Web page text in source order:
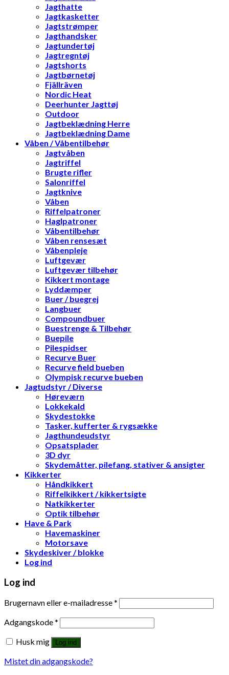
Jagthatte
Jagtkasketter
Jagtstrømper
Jagthandsker
Jagtundertøj
Jagtregntøj
Jagtshorts
Jagtbørnetøj
Fjällräven
Nordic Heat
Deerhunter Jagttøj
Outdoor
Jagtbeklædning Herre
Jagtbeklædning Dame
Våben / Våbentilbehør
Jagtvåben
Jagtriffel
Brugte rifler
Salonriffel
Jagtknive
Våben
Riffelpatroner
Haglpatroner
Våbentilbehør
Våben rensesæt
Våbenpleje
Luftgevær
Luftgevær tilbehør
Kikkert montage
Lyddæmper
Buer / buegrej
Langbuer
Compoundbuer
Buestrenge & Tilbehør
Buepile
Pilespidser
Recurve Buer
Recurve field bueben
Olympisk recurve bueben
Jagtudstyr / Diverse
Høreværn
Lokkekald
Skydestokke
Tasker, kufferter & rygsække
Jagthundeudstyr
Opsatsplader
3D dyr
Skydemåtter, pilefang, stativer & ansigter
Kikkerter
Håndkikkert
Riffelkikkert / kikkertsigte
Natkikkerter
Optik tilbehør
Have & Park
Havemaskiner
Motorsave
Skydeskiver / blokke
Log ind
Log ind
Brugernavn eller e-mailadresse*
Adgangskode*
Husk mig
Log ind
Mistet din adgangskode?